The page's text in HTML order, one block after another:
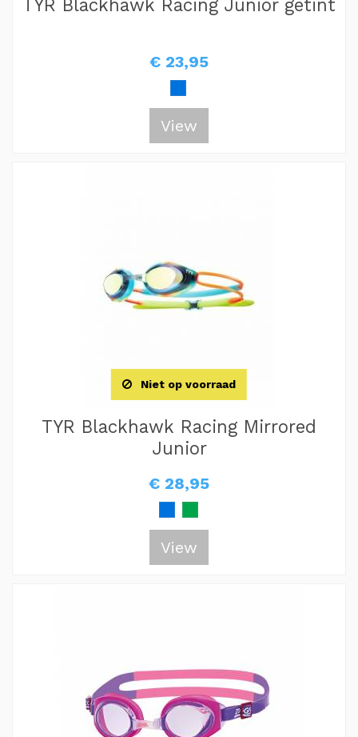
TYR Blackhawk Racing Junior getint
€ 23,95
View
Niet op voorraad
TYR Blackhawk Racing Mirrored
Junior
€ 28,95
View